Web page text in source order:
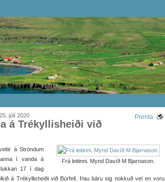
júlí 2020 Prenta
á Trékyllisheiði við
Frá leitinni. Mynd Davíð M Bjarnason.
á Ströndum
í vanda á
17 í dag
á Trékyllisheiði við Búrfell. Þau báru sig nokkuð vel en voru